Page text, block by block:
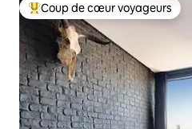
Coups de cœur voyageurs les
Coup de cœur voyageurs